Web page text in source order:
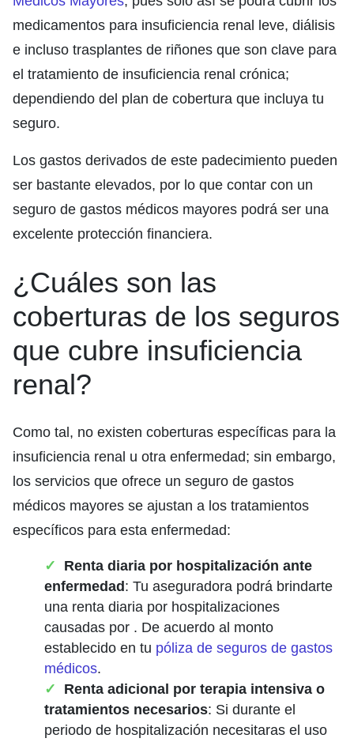
medicamentos para insuficiencia renal leve, diálisis
e incluso trasplantes de riñones que son clave para
el tratamiento de insuficiencia renal crónica;
dependiendo del plan de cobertura que incluya tu
seguro.
Los gastos derivados de este padecimiento pueden
ser bastante elevados, por lo que contar con un
seguro de gastos médicos mayores podrá ser una
excelente protección financiera.
¿Cuáles son las
coberturas de los seguros
que cubre insuficiencia
renal?
Como tal, no existen coberturas específicas para la
insuficiencia renal u otra enfermedad; sin embargo,
los servicios que ofrece un seguro de gastos
médicos mayores se ajustan a los tratamientos
específicos para esta enfermedad:
Renta diaria por hospitalización ante
enfermedad : Tu aseguradora podrá brindarte
una renta diaria por hospitalizaciones
causadas por . De acuerdo al monto
establecido en tu póliza de seguros de gastos
médicos.
Renta adicional por terapia intensiva o
tratamientos necesarios: Si durante el
periodo de hospitalización necesitaras el uso